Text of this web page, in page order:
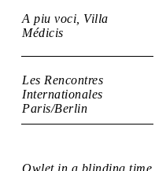
A piu voci, Villa
Médicis
Les Rencontres
Internationales
Paris/Berlin
Owlet in a blinding time